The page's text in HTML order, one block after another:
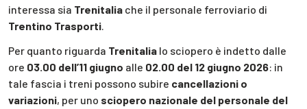
interessa sia Trenitalia che il personale ferroviario di
Trentino Trasporti
Per quanto riguarda Trenitalia lo sciopero è indetto dalle
ore 03.00 dell’11 giugno alle 02.00 del 12 giugno 2026: in
tale fascia i treni possono subire cancellazioni o
variazioni, per uno sciopero nazionale del personale del